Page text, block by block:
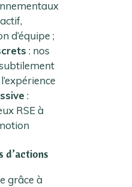
d’équipe ;
: nos
:
RSE à
d’actions
grâce à